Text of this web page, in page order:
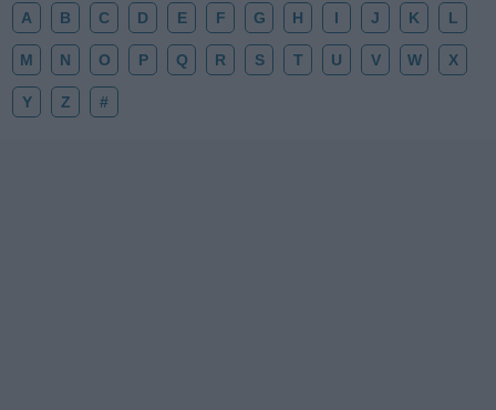
A B C D E F G H I J K L
M N O P Q R S T U V W X
Y Z #